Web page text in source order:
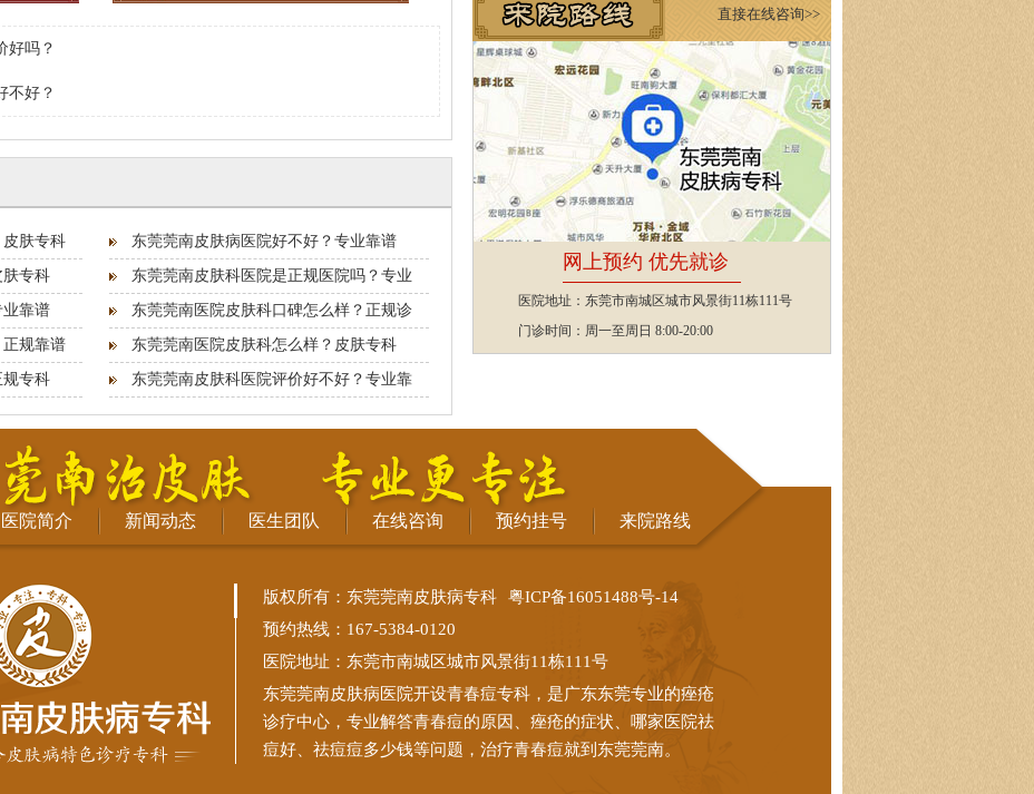
好吗？
不好？
肤专科 东莞莞南皮肤病医院好不好？专业靠谱
肤专科 东莞莞南皮肤科医院是正规医院吗？专业
业靠谱 东莞莞南医院皮肤科口碑怎么样？正规诊
规靠谱 东莞莞南医院皮肤科怎么样？皮肤专科
规专科 东莞莞南皮肤科医院评价好不好？专业靠
直接在线咨询>>
网上预约 优先就诊
医院地址：东莞市南城区城市风景街11栋111号
门诊时间：周一至周日 8:00-20:00
医院简介 新闻动态 医生团队 在线咨询 预约挂号 来院路线
版权所有：东莞莞南皮肤病专科
粤ICP备16051488号-14
预约热线：167-5384-0120
医院地址：东莞市南城区城市风景街11栋111号
东莞莞南皮肤病医院开设青春痘专科，是广东东莞专业的痤疮
诊疗中心，专业解答青春痘的原因、痤疮的症状、哪家医院祛
痘好、祛痘痘多少钱等问题，治疗青春痘就到东莞莞南。